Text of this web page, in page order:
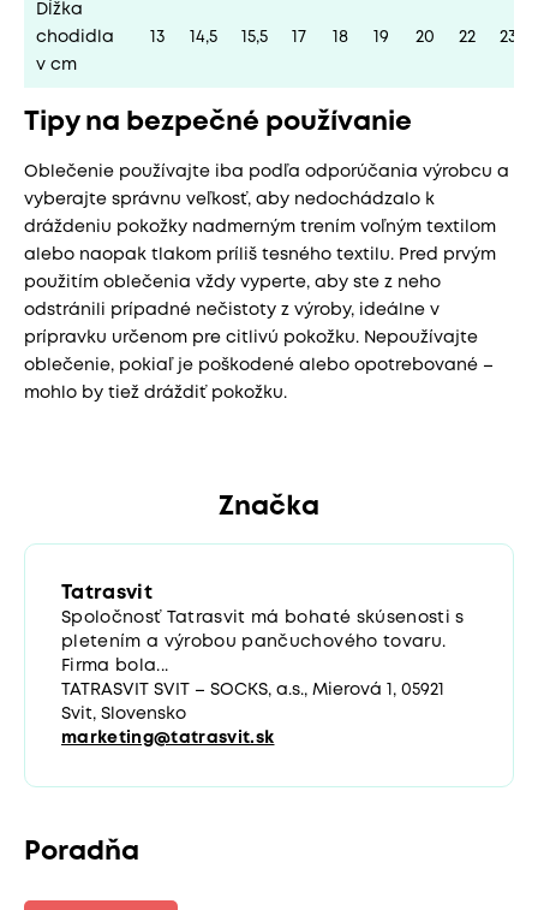
Dĺžka
chodidla
v cm
13 14,5 15,5 17 18 19 20 22 23
Tipy na bezpečné používanie
Oblečenie používajte iba podľa odporúčania výrobcu a
vyberajte správnu veľkosť, aby nedochádzalo k
dráždeniu pokožky nadmerným trením voľným textilom
alebo naopak tlakom príliš tesného textilu. Pred prvým
použitím oblečenia vždy vyperte, aby ste z neho
odstránili prípadné nečistoty z výroby, ideálne v
prípravku určenom pre citlivú pokožku. Nepoužívajte
oblečenie, pokiaľ je poškodené alebo opotrebované –
mohlo by tiež dráždiť pokožku.
Značka
Tatrasvit
Spoločnosť Tatrasvit má bohaté skúsenosti s
pletením a výrobou pančuchového tovaru.
Firma bola...
TATRASVIT SVIT – SOCKS, a.s., Mierová 1, 05921
Svit, Slovensko
marketing@tatrasvit.sk
Poradňa